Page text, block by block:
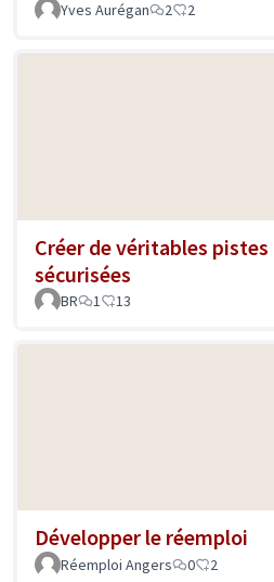
Yves Aurégan
2 2
Créer de véritables pistes
sécurisées
BR 1 13
Développer le réemploi
Réemploi Angers
0 2